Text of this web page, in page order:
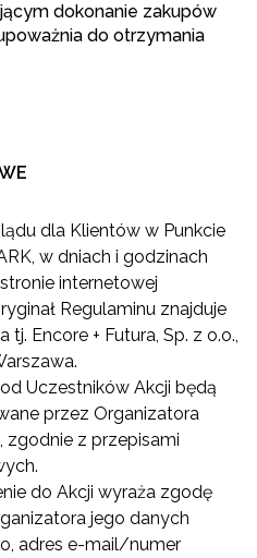
dokonanie zakupów
do otrzymania
dla Klientów w Punkcie
w dniach i godzinach
internetowej
Regulaminu znajduje
Encore + Futura, Sp. z o.o.,
Uczestników Akcji będą
przez Organizatora
z przepisami
do Akcji wyraża zgodę
jego danych
adres e-mail/numer